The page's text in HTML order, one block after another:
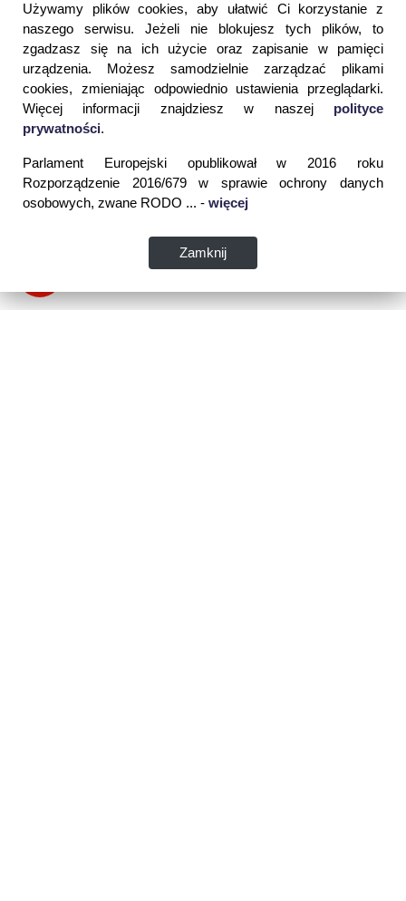
Używamy plików cookies, aby ułatwić Ci korzystanie z
naszego serwisu. Jeżeli nie blokujesz tych plików, to
zgadzasz się na ich użycie oraz zapisanie w pamięci
urządzenia. Możesz samodzielnie zarządzać plikami
cookies, zmieniając odpowiednio ustawienia przeglądarki.
Więcej informacji znajdziesz w naszej polityce
prywatności.
Parlament Europejski opublikował w 2016 roku
Rozporządzenie 2016/679 w sprawie ochrony danych
osobowych, zwane RODO ... - więcej
Zamknij